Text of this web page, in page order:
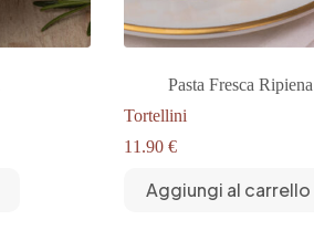
Pasta Fresca Ripiena
Tortellini
11.90 €
Aggiungi al carrello